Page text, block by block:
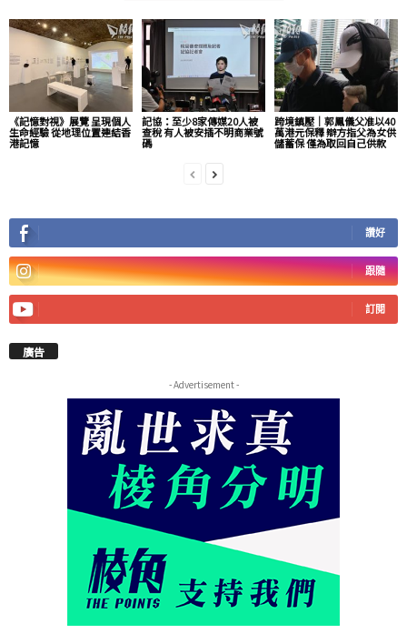
《記憶對視》展覽 呈現個人
生命經驗 從地理位置連結香
港記憶
記協：至少8家傳媒20人被
查稅 有人被安插不明商業號
碼
跨境鎮壓｜郭鳳儀父准以40
萬港元保釋 辯方指父為女供
儲蓄保 僅為取回自己供款
讚好
跟隨
訂閱
廣告
- Advertisement -